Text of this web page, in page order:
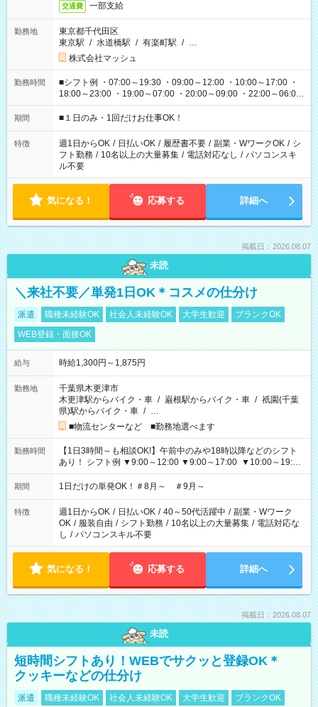
交通費 一部支給
勤務地
東京都千代田区
東京駅 / 水道橋駅 / 有楽町駅 / …
株式会社マッシュ
勤務時間
■シフト例 ・07:00～19:30 ・09:00～12:00 ・10:00～17:00 ・
18:00～23:00 ・19:00～07:00 ・20:00～09:00 ・22:00～06:00
etc ★最短で3時間で5,120円のお仕事から 15時間で2万円近く稼
げるお仕事も！ ご希望のお時間に合わせてご紹介！ ※シフトは
ください！
期間 ■１日のみ・1回だけお仕事OK！
特徴 週1日からOK / 日払いOK / 履歴書不要 / 副業・WワークOK / シ
フト勤務 / 10名以上の大量募集 / 電話対応なし / パソコンスキ
ル不要
気になる！ 応募する 詳細へ
掲載日：2026.08.07
未読
＼来社不要／単発1日OK＊コスメの仕分け
派遣 職種未経験OK 社会人未経験OK 大学生歓迎
ブランクOK
WEB登録・面接OK
給与 時給1,300円～1,875円
勤務地
千葉県木更津市
木更津駅からバイク・車 / 巌根駅からバイク・車 / 祇園(千葉
県)駅からバイク・車 / …
■物流センターなど ■勤務地選べます
勤務時間
【1日3時間～も相談OK!】午前中のみや18時以降などのシフト
あり！ シフト例 ▼9:00～12:00 ▼9:00～17:00 ▼10:00～19:00
▼18:00～21:00
期間 1日だけの単発OK！＃8月～ ＃9月～
特徴 週1日からOK / 日払いOK / 40～50代活躍中 / 副業・Wワーク
OK / 服装自由 / シフト勤務 / 10名以上の大量募集 / 電話対応な
し / パソコンスキル不要
気になる！ 応募する 詳細へ
掲載日：2026.08.07
未読
短時間シフトあり！WEBでサクッと登録OK＊
クッキーなどの仕分け
派遣 職種未経験OK 社会人未経験OK 大学生歓迎 ブランクOK